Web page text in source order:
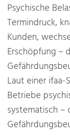
Psychische
Termindruck,
Kunden,
Erschöpfung –
Laut einer ifaa-
Betriebe
systematisch –